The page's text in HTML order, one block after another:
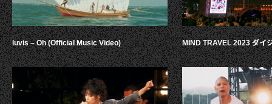
luvis – Oh (Official Music Video) MIND TRAVEL 2023 ダイ